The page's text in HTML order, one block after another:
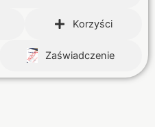
Korzyści
Zaświadczenie